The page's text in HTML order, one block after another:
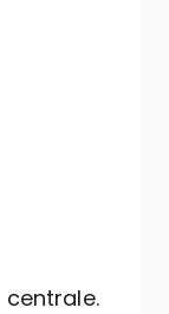
centrale.